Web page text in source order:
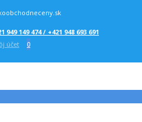
149 474 / +421 948 693 691
účet
0